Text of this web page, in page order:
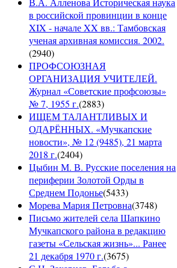
в российской провинции в конце
XIX - начале XX вв.: Тамбовская
ученая архивная комиссия. 2002.
(2940)
ПРОФСОЮЗНАЯ
ОРГАНИЗАЦИЯ УЧИТЕЛЕЙ.
Журнал «Советские профсоюзы»
№ 7, 1955 г.(2883)
ИЩЕМ ТАЛАНТЛИВЫХ И
ОДАРЁННЫХ. «Мучкапские
новости», № 12 (9485), 21 марта
2018 г.(2404)
Цыбин М. В. Русские поселения на
периферии Золотой Орды в
Среднем Подонье(5433)
Морева Мария Петровна(3748)
Письмо жителей села Шапкино
Мучкапского района в редакцию
газеты «Сельская жизнь»... Ранее
21 декабря 1970 г.(3675)